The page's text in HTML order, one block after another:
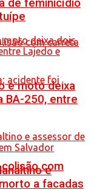
com
de feminicídio
e moto deixa
BA-250, entre
e
a facadas